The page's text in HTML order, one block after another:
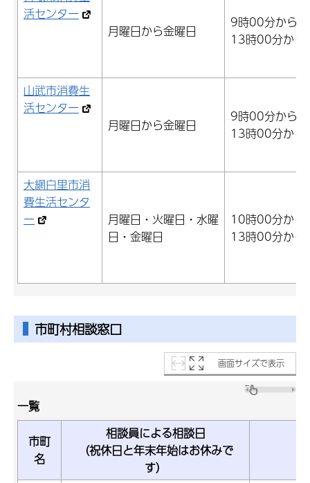
活センター
月曜日から金曜日
9時00分から
13時00分か
山武市消費生
活センター
月曜日から金曜日
9時00分から
13時00分か
大網白里市消
費生活センタ
ー
月曜日・火曜日・水曜
日・金曜日
10時00分か
13時00分か
市町村相談窓口
画面サイズで表示
一覧
市町
名
相談員による相談日
（祝休日と年末年始はお休みで
す）